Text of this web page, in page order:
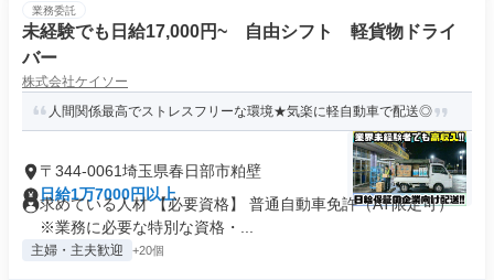
業務委託
未経験でも日給17,000円~ 自由シフト 軽貨物ドライ
バー
株式会社ケイソー
人間関係最高でストレスフリーな環境★気楽に軽自動車で配送◎
〒344-0061埼玉県春日部市粕壁
日給1万7000円以上
求めている人材 【必要資格】 普通自動車免許（AT限定可）
※業務に必要な特別な資格・...
主婦・主夫歓迎 +20個